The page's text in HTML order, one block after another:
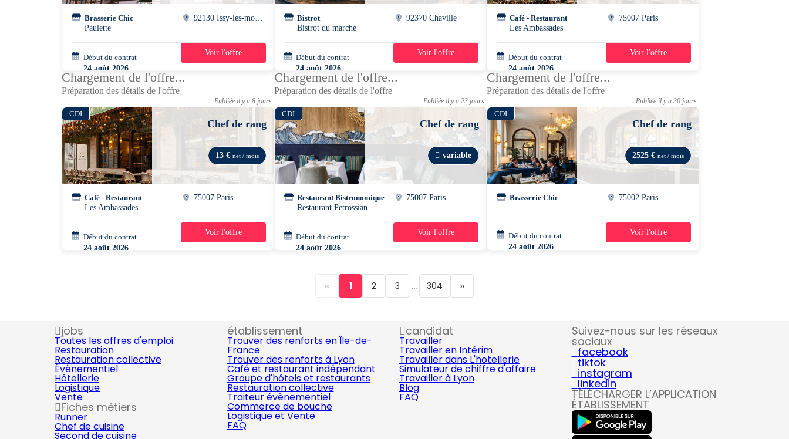
Brasserie Chic
Paulette
Début du contrat
24 août 2026
42h/semaine
Voir l'offre
Bistrot
Bistrot du marché
92370 Chaville
Début du contrat
24 août 2026
42h/semaine
Voir l'offre
Café - Restaurant
Les Ambassades
75007 Paris
Début du contrat
24 août 2026
45h/semaine
Voir l'offre
Chargement de l'offre...
Préparation des détails de l'offre
Publiée il y a 8 jours
CDI
Chef de rang
13 € net / mois
Café - Restaurant
Les Ambassades
75007 Paris
Début du contrat
24 août 2026
45h/semaine
Voir l'offre
Chargement de l'offre...
Préparation des détails de l'offre
Publiée il y a 23 jours
CDI
Chef de rang
variable
Restaurant Bistronomique
Restaurant Petrossian
75007 Paris
Début du contrat
24 août 2026
39h/semaine
Voir l'offre
Chargement de l'offre...
Préparation des détails de l'offre
Publiée il y a 30 jours
CDI
Chef de rang
2525 € net / mois
Brasserie Chic 75002 Paris
Début du contrat
24 août 2026
42h/semaine
Voir l'offre
« 1 2 3 ... 304 »
jobs
Toutes les offres d'emploi
Restauration
Restauration collective
Évènementiel
Hôtellerie
Logistique
Vente
Fiches métiers
Runner
Chef de cuisine
Second de cuisine
établissement
Trouver des renforts en Île-de-
France
Trouver des renforts à Lyon
Café et restaurant indépendant
Groupe d'hôtels et restaurants
Restauration collective
Traiteur évènementiel
Commerce de bouche
Logistique et Vente
FAQ
candidat
Travailler
Travailler en Intérim
Travailler dans L'hotellerie
Simulateur de chiffre d'affaire
Travailler à Lyon
Blog
FAQ
Suivez-nous sur les réseaux
sociaux
facebook
tiktok
instagram
linkedin
TÉLÉCHARGER L’APPLICATION
ÉTABLISSEMENT